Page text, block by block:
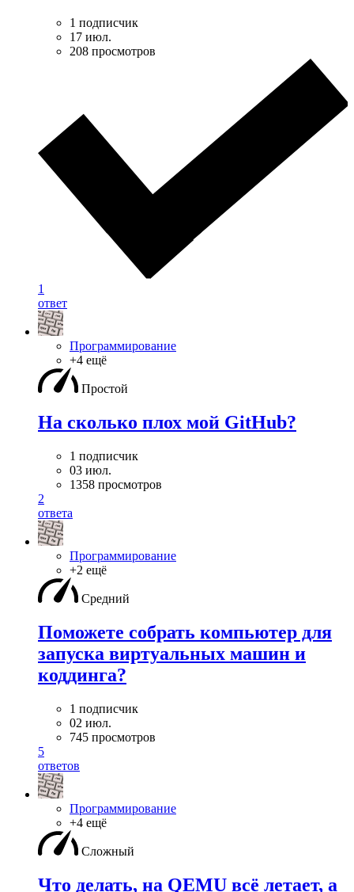
1 подписчик
17 июл.
208 просмотров
1
ответ
Программирование
+4 ещё
Простой
На сколько плох мой GitHub?
1 подписчик
03 июл.
1358 просмотров
2
ответа
Программирование
+2 ещё
Средний
Поможете собрать компьютер для
запуска виртуальных машин и
коддинга?
1 подписчик
02 июл.
745 просмотров
5
ответов
Программирование
+4 ещё
Сложный
Что делать, на QEMU всё летает, а